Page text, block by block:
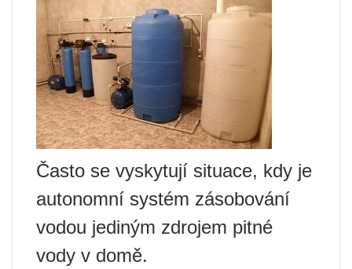
Často se vyskytují situace, kdy je
autonomní systém zásobování
vodou jediným zdrojem pitné
vody v domě.